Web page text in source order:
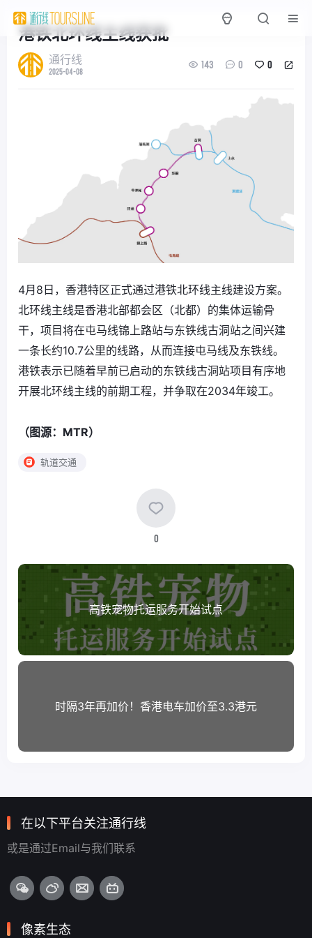
港铁北环线主线获批
通行线
2025-04-08
143 0 0
4月8日，香港特区正式通过港铁北环线主线建设方案。
北环线主线是香港北部都会区（北都）的集体运输骨
干，项目将在屯马线锦上路站与东铁线古洞站之间兴建
一条长约10.7公里的线路，从而连接屯马线及东铁线。
港铁表示已随着早前已启动的东铁线古洞站项目有序地
开展北环线主线的前期工程，并争取在2034年竣工。
（图源：MTR）
轨道交通
0
高铁宠物托运服务开始试点
时隔3年再加价！香港电车加价至3.3港元
在以下平台关注通行线
或是通过Email与我们联系
像素生态